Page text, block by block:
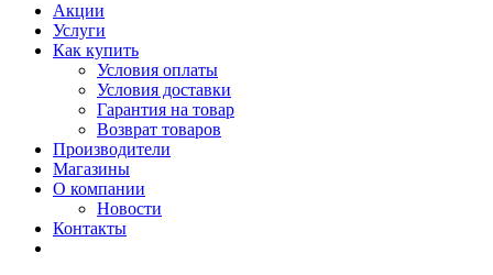
Акции
Услуги
Как купить
Условия оплаты
Условия доставки
Гарантия на товар
Возврат товаров
Производители
Магазины
О компании
Новости
Контакты